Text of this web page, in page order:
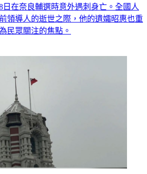
日在奈良輔選時意外遇刺身亡。全國人
領導人的逝世之際，他的遺孀昭惠也重
民眾關注的焦點。